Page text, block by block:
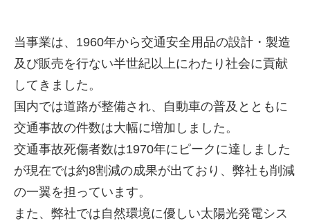
株式会社吾妻製作所 会社案
内
当事業は、1960年から交通安全用品の設計・製造
及び販売を行ない半世紀以上にわたり社会に貢献
してきました。
国内では道路が整備され、自動車の普及とともに
交通事故の件数は大幅に増加しました。
交通事故死傷者数は1970年にピークに達しました
が現在では約8割減の成果が出ており、弊社も削減
の一翼を担っています。
また、弊社では自然環境に優しい太陽光発電シス